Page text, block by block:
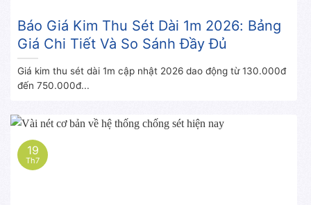
Báo Giá Kim Thu Sét Dài 1m 2026: Bảng
Giá Chi Tiết Và So Sánh Đầy Đủ
Giá kim thu sét dài 1m cập nhật 2026 dao động từ 130.000đ
đến 750.000đ...
19
Th7